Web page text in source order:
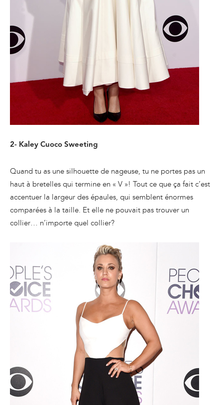
2- Kaley Cuoco Sweeting
Quand tu as une silhouette de nageuse, tu ne portes pas un
haut à bretelles qui termine en « V »! Tout ce que ça fait c’est
accentuer la largeur des épaules, qui semblent énormes
comparées à la taille. Et elle ne pouvait pas trouver un
collier… n’importe quel collier?